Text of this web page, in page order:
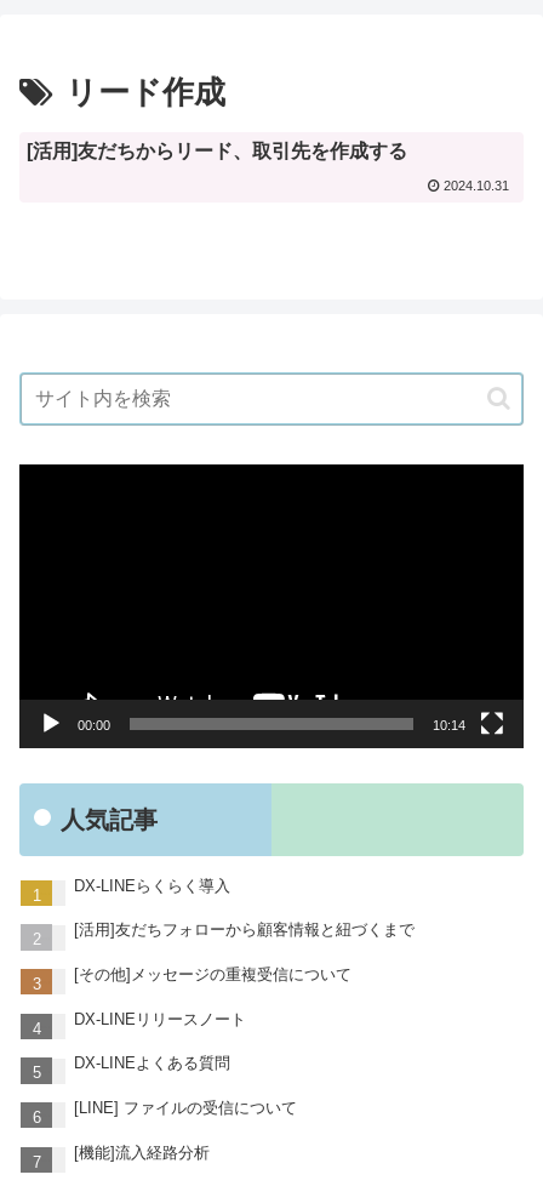
リード作成
[活用]友だちからリード、取引先を作成する
2024.10.31
00:00 10:14
人気記事
DX-LINEらくらく導入
[活用]友だちフォローから顧客情報と紐づくまで
[その他]メッセージの重複受信について
DX-LINEリリースノート
DX-LINEよくある質問
[LINE] ファイルの受信について
[機能]流入経路分析